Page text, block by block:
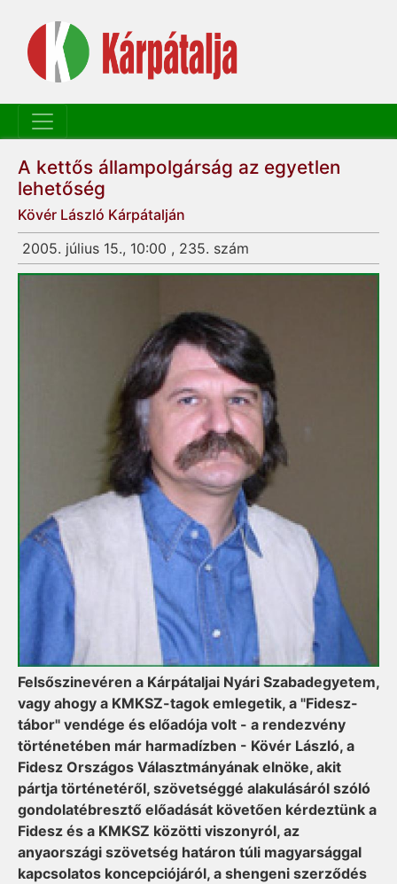
A kettős állampolgárság az egyetlen
lehetőség
Kövér László Kárpátalján
2005. július 15., 10:00 , 235. szám
Felsőszinevéren a Kárpátaljai Nyári Szabadegyetem,
vagy ahogy a KMKSZ-tagok emlegetik, a "Fidesz-
tábor" vendége és előadója volt - a rendezvény
történetében már harmadízben - Kövér László, a
Fidesz Országos Választmányának elnöke, akit
pártja történetéről, szövetséggé alakulásáról szóló
gondolatébresztő előadását követően kérdeztünk a
Fidesz és a KMKSZ közötti viszonyról, az
anyaországi szövetség határon túli magyarsággal
kapcsolatos koncepciójáról, a shengeni szerződés